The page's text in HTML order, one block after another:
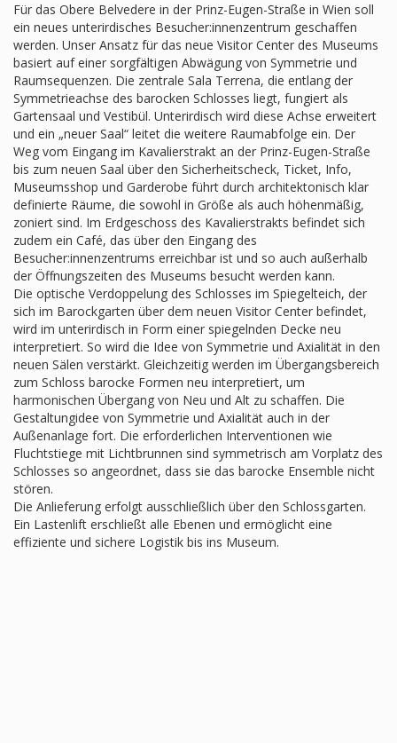
Für das Obere Belvedere in der Prinz-Eugen-Straße in Wien soll
ein neues unterirdisches Besucher:innenzentrum geschaffen
werden. Unser Ansatz für das neue Visitor Center des Museums
basiert auf einer sorgfältigen Abwägung von Symmetrie und
Raumsequenzen. Die zentrale Sala Terrena, die entlang der
Symmetrieachse des barocken Schlosses liegt, fungiert als
Gartensaal und Vestibül. Unterirdisch wird diese Achse erweitert
und ein „neuer Saal“ leitet die weitere Raumabfolge ein. Der
Weg vom Eingang im Kavalierstrakt an der Prinz-Eugen-Straße
bis zum neuen Saal über den Sicherheitscheck, Ticket, Info,
Museumsshop und Garderobe führt durch architektonisch klar
definierte Räume, die sowohl in Größe als auch höhenmäßig,
zoniert sind. Im Erdgeschoss des Kavalierstrakts befindet sich
zudem ein Café, das über den Eingang des
Besucher:innenzentrums erreichbar ist und so auch außerhalb
der Öffnungszeiten des Museums besucht werden kann.
Die optische Verdoppelung des Schlosses im Spiegelteich, der
sich im Barockgarten über dem neuen Visitor Center befindet,
wird im unterirdisch in Form einer spiegelnden Decke neu
interpretiert. So wird die Idee von Symmetrie und Axialität in den
neuen Sälen verstärkt. Gleichzeitig werden im Übergangsbereich
zum Schloss barocke Formen neu interpretiert, um
harmonischen Übergang von Neu und Alt zu schaffen. Die
Gestaltungidee von Symmetrie und Axialität auch in der
Außenanlage fort. Die erforderlichen Interventionen wie
Fluchtstiege mit Lichtbrunnen sind symmetrisch am Vorplatz des
Schlosses so angeordnet, dass sie das barocke Ensemble nicht
stören.
Die Anlieferung erfolgt ausschließlich über den Schlossgarten.
Ein Lastenlift erschließt alle Ebenen und ermöglicht eine
effiziente und sichere Logistik bis ins Museum.